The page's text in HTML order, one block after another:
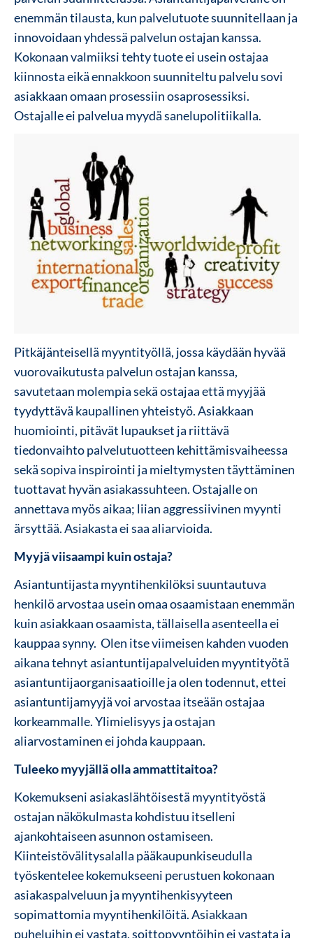
enemmän tilausta, kun palvelutuote suunnitellaan ja
innovoidaan yhdessä palvelun ostajan kanssa.
Kokonaan valmiiksi tehty tuote ei usein ostajaa
kiinnosta eikä ennakkoon suunniteltu palvelu sovi
asiakkaan omaan prosessiin osaprosessiksi.
Ostajalle ei palvelua myydä sanelupolitiikalla.
Pitkäjänteisellä myyntityöllä, jossa käydään hyvää
vuorovaikutusta palvelun ostajan kanssa,
savutetaan molempia sekä ostajaa että myyjää
tyydyttävä kaupallinen yhteistyö. Asiakkaan
huomiointi, pitävät lupaukset ja riittävä
tiedonvaihto palvelutuotteen kehittämisvaiheessa
sekä sopiva inspirointi ja mieltymysten täyttäminen
tuottavat hyvän asiakassuhteen. Ostajalle on
annettava myös aikaa; liian aggressiivinen myynti
ärsyttää. Asiakasta ei saa aliarvioida.
Myyjä viisaampi kuin ostaja?
Asiantuntijasta myyntihenkilöksi suuntautuva
henkilö arvostaa usein omaa osaamistaan enemmän
kuin asiakkaan osaamista, tällaisella asenteella ei
kauppaa synny. Olen itse viimeisen kahden vuoden
aikana tehnyt asiantuntijapalveluiden myyntityötä
asiantuntijaorganisaatioille ja olen todennut, ettei
asiantuntijamyyjä voi arvostaa itseään ostajaa
korkeammalle. Ylimielisyys ja ostajan
aliarvostaminen ei johda kauppaan.
Tuleeko myyjällä olla ammattitaitoa?
Kokemukseni asiakaslähtöisestä myyntityöstä
ostajan näkökulmasta kohdistuu itselleni
ajankohtaiseen asunnon ostamiseen.
Kiinteistövälitysalalla pääkaupunkiseudulla
työskentelee kokemukseeni perustuen kokonaan
asiakaspalveluun ja myyntihenkisyyteen
sopimattomia myyntihenkilöitä. Asiakkaan
puheluihin ei vastata, soittopyyntöihin ei vastata ja